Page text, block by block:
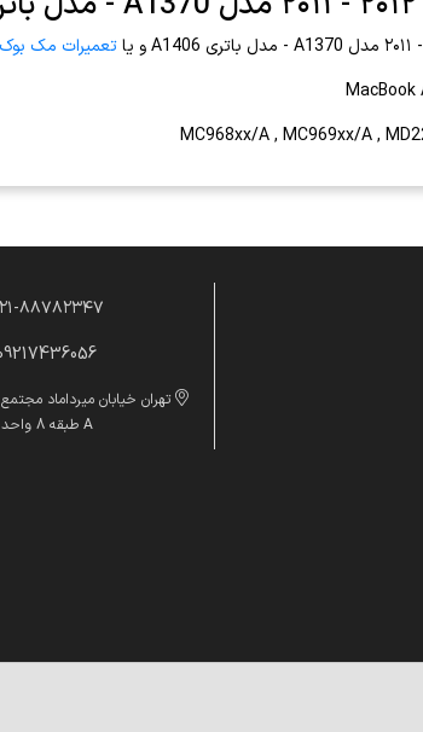
تعمیرات مک بوک
۰۲۱-
تهران خیابان میرداماد
A طبقه 8 واحد 801